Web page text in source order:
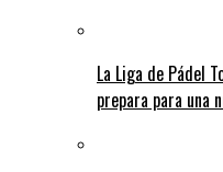
La Liga de Pádel
prepara para una